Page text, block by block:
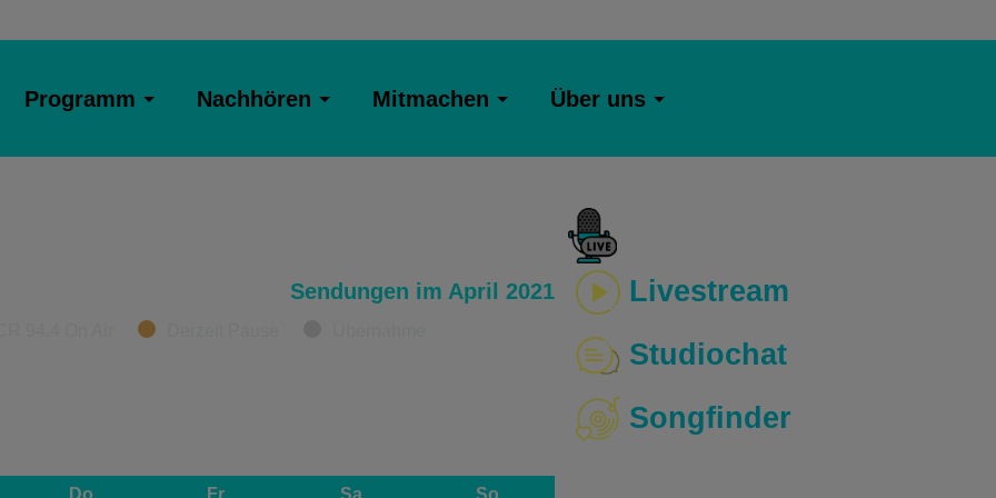
Programm Nachhören Mitmachen Über uns
Sendungen im April 2021
Livestream
Studiochat
Songfinder